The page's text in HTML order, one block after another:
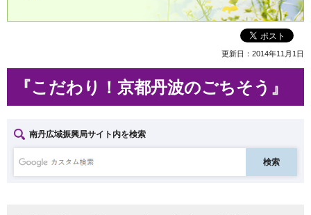
更新日：2014年11月1日
『こだわり！京都丹波のごちそう』
南丹広域振興局サイト内を検索